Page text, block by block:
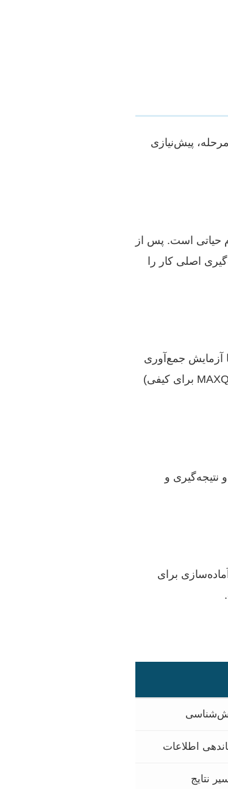
پیش‌نیازی
حیاتی است. پس از
اصلی کار را
آزمایش جمع‌آوری
می‌شوند. سپس، با استفاده از نرم‌افزارهای تخصصی (مانند SPSS، R، Python برای کمی؛ MAXQDA، NVivo برای کیفی)
نتیجه‌گیری و
برای
اطلاعات
نتایج